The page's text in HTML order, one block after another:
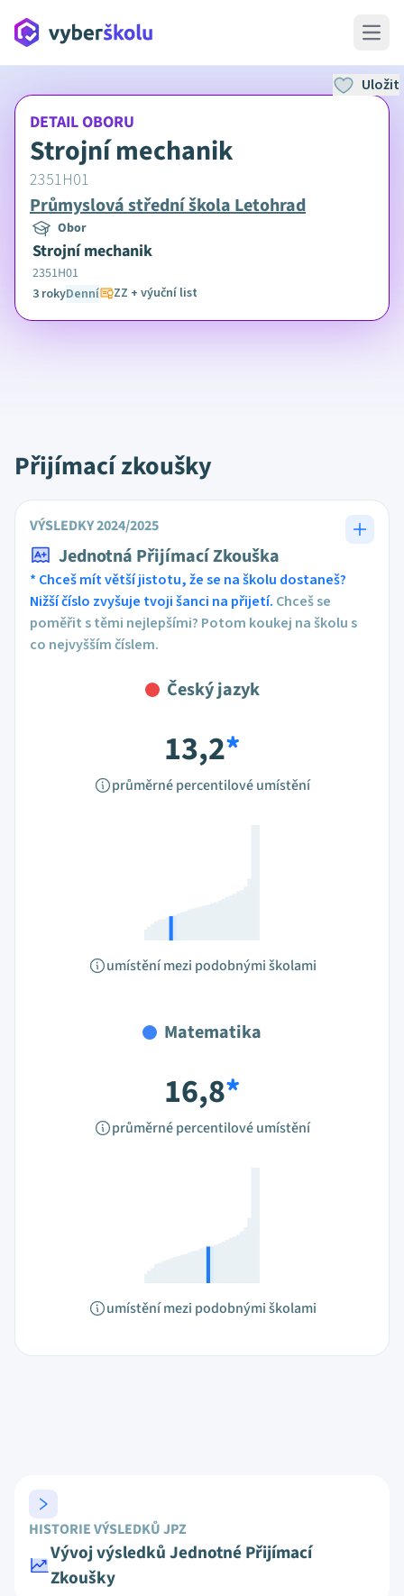
Open
DETAIL OBORU
Strojní mechanik
2351H01
Průmyslová střední škola Letohrad
Obor
Strojní mechanik
2351H01
3 rokyDenní ZZ + výuční list
Uložit
Přijímací zkoušky
VÝSLEDKY 2024/2025
Jednotná Přijímací Zkouška
* Chceš mít větší jistotu, že se na školu dostaneš?
Nižší číslo zvyšuje tvoji šanci na přijetí. Chceš se
poměřit s těmi nejlepšími? Potom koukej na školu s
co nejvyšším číslem.
Český jazyk
13,2*
průměrné percentilové umístění
umístění mezi podobnými školami
Matematika
16,8*
průměrné percentilové umístění
umístění mezi podobnými školami
HISTORIE VÝSLEDKŮ JPZ
Vývoj výsledků Jednotné Přijímací
Zkoušky